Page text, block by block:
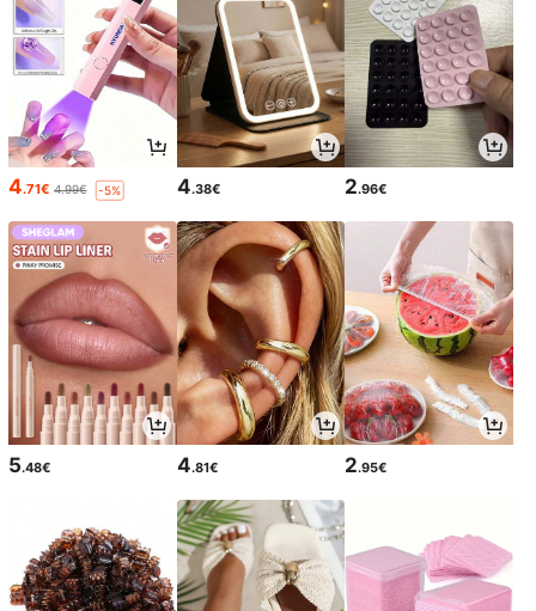
4.71€ 4.99€ -5% 4.38€ 2.96€
5.48€ 4.81€ 2.95€